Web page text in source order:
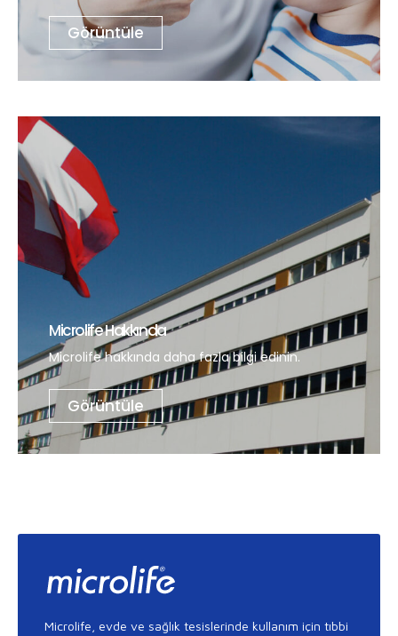
Görüntüle
Microlife Hakkında
Microlife hakkında daha fazla bilgi edinin.
Görüntüle
Microlife, evde ve sağlık tesislerinde kullanım için tıbbi